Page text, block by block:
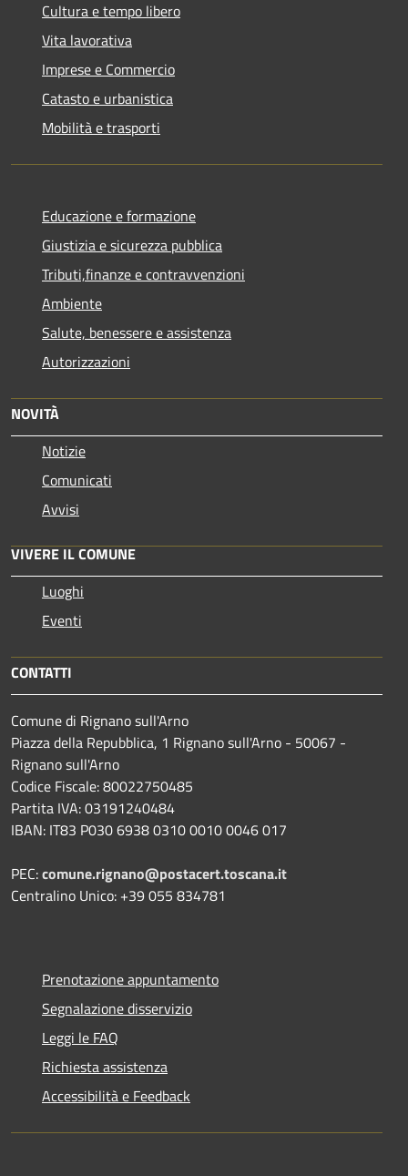
Cultura e tempo libero
Vita lavorativa
Imprese e Commercio
Catasto e urbanistica
Mobilità e trasporti
Educazione e formazione
Giustizia e sicurezza pubblica
Tributi,finanze e contravvenzioni
Ambiente
Salute, benessere e assistenza
Autorizzazioni
NOVITÀ
Notizie
Comunicati
Avvisi
VIVERE IL COMUNE
Luoghi
Eventi
CONTATTI
Comune di Rignano sull'Arno
Piazza della Repubblica, 1 Rignano sull'Arno - 50067 -
Rignano sull'Arno
Codice Fiscale: 80022750485
Partita IVA: 03191240484
IBAN: IT83 P030 6938 0310 0010 0046 017
PEC:comune.rignano@postacert.toscana.it
Centralino Unico: +39 055 834781
Prenotazione appuntamento
Segnalazione disservizio
Leggi le FAQ
Richiesta assistenza
Accessibilità e Feedback